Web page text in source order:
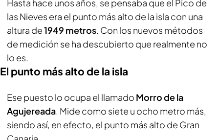
Hasta hace unos años, se pensaba que el Pico de
las Nieves era el punto más alto de la isla con una
altura de1949 metros. Con los nuevos métodos
de medición se ha descubierto que realmente no
lo es.
El punto más alto de la isla
Ese puesto lo ocupa el llamado Morro de la
Agujereada. Mide como siete u ocho metro más,
siendo así, en efecto, el punto más alto de Gran